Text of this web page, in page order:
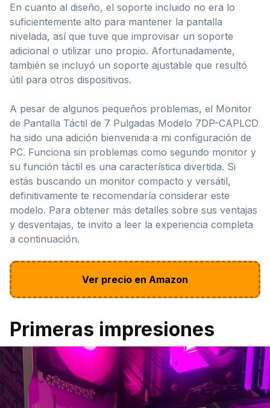
En cuanto al diseño, el soporte incluido no era lo
suficientemente alto para mantener la pantalla
nivelada, así que tuve que improvisar un soporte
adicional o utilizar uno propio. Afortunadamente,
también se incluyó un soporte ajustable que resultó
útil para otros dispositivos.
A pesar de algunos pequeños problemas, el Monitor
de Pantalla Táctil de 7 Pulgadas Modelo 7DP-CAPLCD
ha sido una adición bienvenida a mi configuración de
PC. Funciona sin problemas como segundo monitor y
su función táctil es una característica divertida. Si
estás buscando un monitor compacto y versátil,
definitivamente te recomendaría considerar este
modelo. Para obtener más detalles sobre sus ventajas
y desventajas, te invito a leer la experiencia completa
a continuación.
Ver precio en Amazon
Primeras impresiones